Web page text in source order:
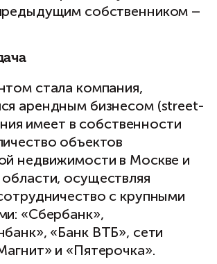
собственником –
стала компания,
арендным бизнесом (street-
имеет в собственности
объектов
недвижимости в Москве и
осуществляя
с крупными
«Сбербанк»,
«Банк ВТБ», сети
и «Пятерочка».